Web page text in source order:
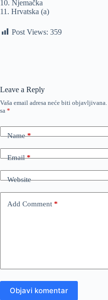
10. Njemačka
11. Hrvatska (a)
Post Views: 359
Leave a Reply
Vaša email adresa neće biti objavljivana.
sa *
Name*
Email*
Website
Add Comment *
Objavi komentar